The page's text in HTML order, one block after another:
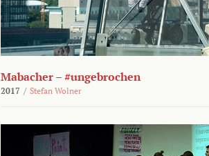
Mabacher – #ungebrochen
2017 / Stefan Wolner